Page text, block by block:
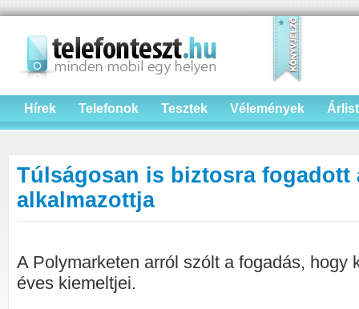
Hírek Telefonok Tesztek Vélemények
Túlságosan is biztosra fogadott
alkalmazottja
A Polymarketen arról szólt a fogadás, hogy
éves kiemeltjei.